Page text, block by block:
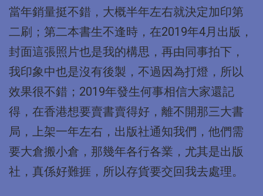
當年銷量挺不錯，大概半年左右就決定加印第
二刷；第二本書生不逢時，在2019年4月出版，
封面這張照片也是我的構思，再由同事拍下，
我印象中也是沒有後製，不過因為打燈，所以
效果很不錯；2019年發生何事相信大家還記
得，在香港想要賣書賣得好，離不開那三大書
局，上架一年左右，出版社通知我們，他們需
要大倉搬小倉，那幾年各行各業，尤其是出版
社，真係好難捱，所以存貨要交回我去處理。